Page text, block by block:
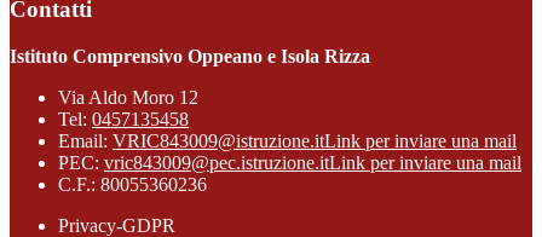
Contatti
Istituto Comprensivo Oppeano e Isola Rizza
Via Aldo Moro 12
Tel: 0457135458
Email: VRIC843009@istruzione.itLink per inviare una mail
PEC: vric843009@pec.istruzione.itLink per inviare una mail
C.F.: 80055360236
Privacy-GDPR